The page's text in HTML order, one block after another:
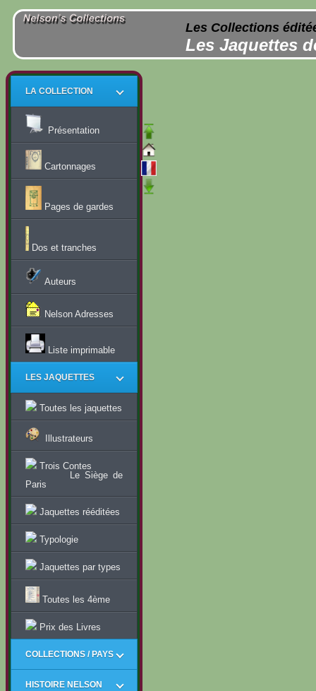
Les Collections
Les Jaquettes
LA COLLECTION
Présentation
Cartonnages
Pages de gardes
Dos et tranches
Auteurs
Nelson Adresses
Liste imprimable
LES JAQUETTES
Toutes les jaquettes
Illustrateurs
Trois Contes
Le Siège de
Paris
Jaquettes rééditées
Typologie
Jaquettes par types
Toutes les 4ème
Prix des Livres
COLLECTIONS / PAYS
HISTOIRE NELSON